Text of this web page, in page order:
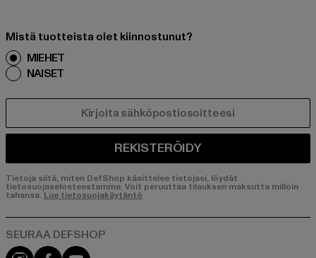
Mistä tuotteista olet kiinnostunut?
MIEHET
NAISET
REKISTERÖIDY
Tietoja siitä, miten DefShop käsittelee tietojasi, löydät
tietosuojaselosteestamme. Voit peruuttaa tilauksen maksutta milloin
tahansa.Lue tietosuojakäytäntö
Visit our Instagram page:
Visit our Facebook page:
Visit our YouTube channel: